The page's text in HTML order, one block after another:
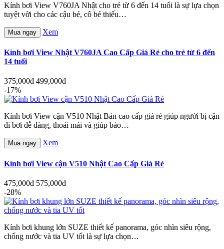
Kính bơi View V760JA Nhật cho trẻ từ 6 đến 14 tuổi là sự lựa chọn
tuyệt vời cho các cậu bé, cô bé thiếu…
Mua ngay Xem
Kính bơi View Nhật V760JA Cao Cấp Giá Rẻ cho trẻ từ 6 đến
14 tuổi
375,000đ 499,000đ
-17%
Kính bơi View cận V510 Nhật Bản cao cấp giá rẻ giúp người bị cận
đi bơi dễ dàng, thoải mái và giúp bảo…
Mua ngay Xem
Kính bơi View cận V510 Nhật Cao Cấp Giá Rẻ
475,000đ 575,000đ
-28%
Kính bơi khung lớn SUZE thiết kế panorama, góc nhìn siêu rộng,
chống nước và tia UV tốt là sự lựa chọn…